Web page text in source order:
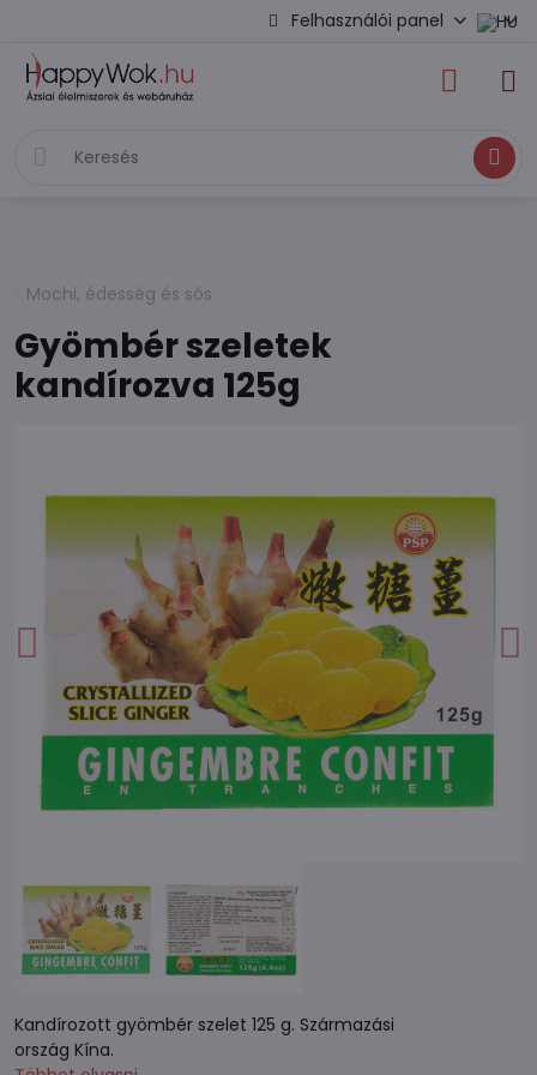
Felhasználói panel
Keresés
Mochi, édesség és sós
Gyömbér szeletek
kandírozva 125g
Kandírozott gyömbér szelet 125 g. Származási
ország Kína.